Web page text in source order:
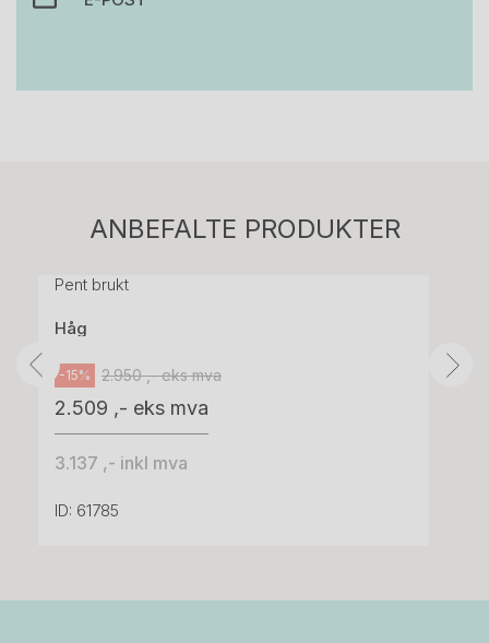
ANBEFALTE PRODUKTER
H05 5600 Swingback-armlene Mørk
Pent brukt
Håg
-15% 2.950 ,- eks mva
2.509 ,- eks mva
3.137 ,- inkl mva
ID: 61785